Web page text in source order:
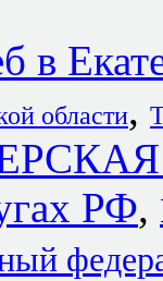
в
области,
РФ,